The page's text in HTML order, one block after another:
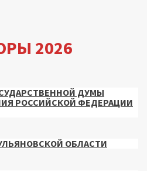
2026
ДУМЫ
РОССИЙСКОЙ ФЕДЕРАЦИИ
ОБЛАСТИ